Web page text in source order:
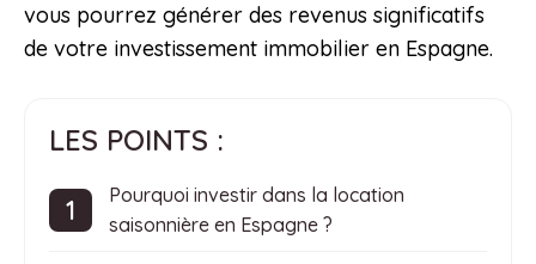
vous pourrez générer des revenus significatifs
de votre investissement immobilier en Espagne.
LES POINTS :
Pourquoi investir dans la location
saisonnière en Espagne ?